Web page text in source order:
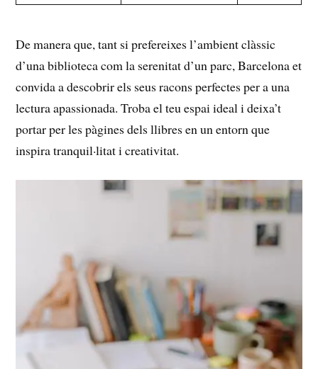
De manera que, tant si prefereixes l’ambient clàssic
d’una biblioteca com la serenitat d’un parc, Barcelona et
convida a descobrir els seus racons perfectes per a una
lectura⁢ apassionada. Troba el teu espai ideal i deixa’t
portar per les pàgines ‍dels ⁢llibres en un entorn ⁣que
inspira tranquil·litat i creativitat.